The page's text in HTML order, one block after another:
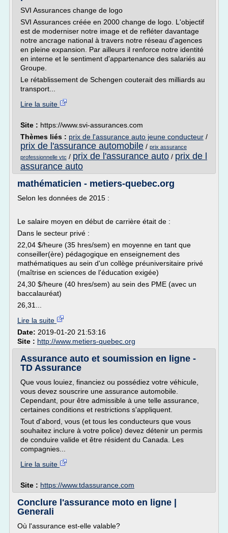
SVI Assurances change de logo
SVI Assurances créée en 2000 change de logo. L'objectif
est de moderniser notre image et de refléter davantage
notre ancrage national à travers notre réseau d'agences
en pleine expansion. Par ailleurs il renforce notre identité
en interne et le sentiment d'appartenance des salariés au
Groupe.
Le rétablissement de Schengen couterait des milliards au
transport...
Lire la suite
Site : https://www.svi-assurances.com
Thèmes liés : prix de l'assurance auto jeune conducteur /
prix de l'assurance automobile / prix assurance
professionnelle vtc / prix de l'assurance auto / prix de l
assurance auto
mathématicien - metiers-quebec.org
Selon les données de 2015 :
Le salaire moyen en début de carrière était de :
Dans le secteur privé :
22,04 $/heure (35 hres/sem) en moyenne en tant que
conseiller(ère) pédagogique en enseignement des
mathématiques au sein d'un collège préuniversitaire privé
(maîtrise en sciences de l'éducation exigée)
24,30 $/heure (40 hres/sem) au sein des PME (avec un
baccalauréat)
26,31...
Lire la suite
Date: 2019-01-20 21:53:16
Site : http://www.metiers-quebec.org
Assurance auto et soumission en ligne -
TD Assurance
Que vous louiez, financiez ou possédiez votre véhicule,
vous devez souscrire une assurance automobile.
Cependant, pour être admissible à une telle assurance,
certaines conditions et restrictions s'appliquent.
Tout d'abord, vous (et tous les conducteurs que vous
souhaitez inclure à votre police) devez détenir un permis
de conduire valide et être résident du Canada. Les
compagnies...
Lire la suite
Site : https://www.tdassurance.com
Conclure l'assurance moto en ligne |
Generali
Où l'assurance est-elle valable?